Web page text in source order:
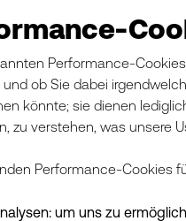
Performance-
ob Sie dabei
könnte; sie dienen
zu verstehen, was unsere
Performance-Cookies
um uns zu